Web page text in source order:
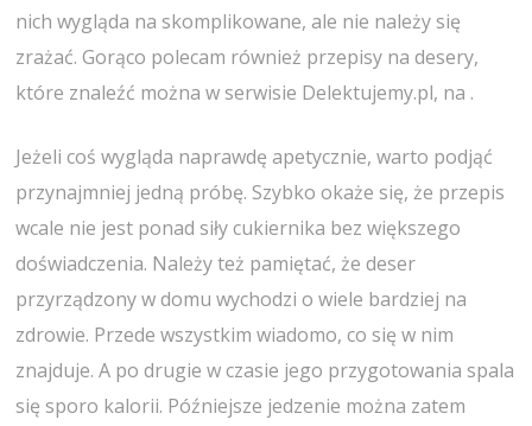
nich wygląda na skomplikowane, ale nie należy się
zrażać. Gorąco polecam również przepisy na desery,
które znaleźć można w serwisie Delektujemy.pl, na .
Jeżeli coś wygląda naprawdę apetycznie, warto podjąć
przynajmniej jedną próbę. Szybko okaże się, że przepis
wcale nie jest ponad siły cukiernika bez większego
doświadczenia. Należy też pamiętać, że deser
przyrządzony w domu wychodzi o wiele bardziej na
zdrowie. Przede wszystkim wiadomo, co się w nim
znajduje. A po drugie w czasie jego przygotowania spala
się sporo kalorii. Późniejsze jedzenie można zatem